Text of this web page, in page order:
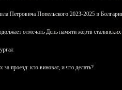
Петровича Попельского 2023-2025 в
отмечать День памяти жертв сталинских
проезд: кто виноват, и что делать?